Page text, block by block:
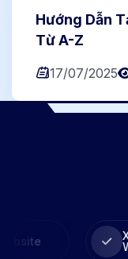
Hướng Dẫn
Từ A-Z
17/07/2025
Xử Lý
Website